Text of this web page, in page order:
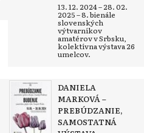
13. 12. 2024 – 28. 02.
2025 – 8. bienále
slovenských
výtvarníkov
amatérov v Srbsku,
kolektívna výstava 26
umelcov.
DANIELA
MARKOVÁ –
PREBÚDZANIE,
SAMOSTATNÁ